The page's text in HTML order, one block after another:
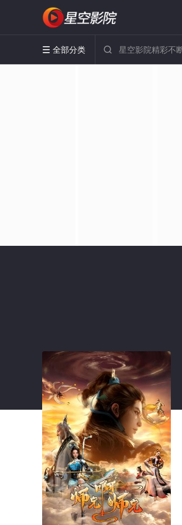
 全部分类 